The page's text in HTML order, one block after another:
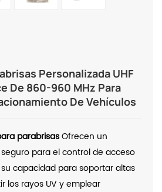
Personalizada UHF
De 860-960 MHz Para
De Vehículos
parabrisasOfrecen un
para el control de acceso
capacidad para soportar altas
los rayos UV y emplear